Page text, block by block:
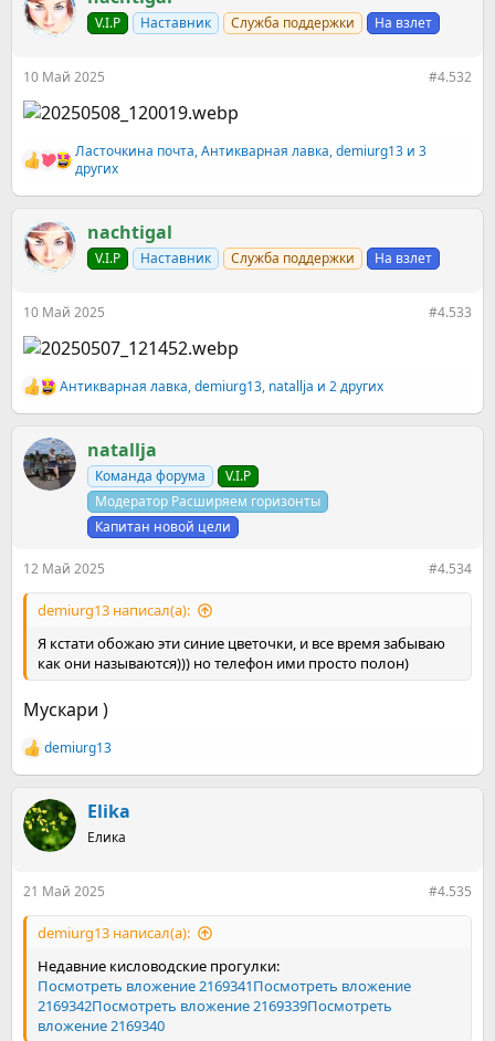
и
V.I.P Наставник Служба поддержки На взлет
10 Май 2025 #4.532
Р
а
ц
и
Ласточкина почта,Антикварная лавка,demiurg13 и 3
других
nachtigal
V.I.P Наставник Служба поддержки На взлет
10 Май 2025 #4.533
Р
е
к
ц
и
Антикварная лавка,demiurg13, natallja и 2 других
natallja
Команда форума
V.I.P
Модератор Расширяем горизонты
Капитан новой цели
12 Май 2025 #4.534
demiurg13 написал(а):
Я кстати обожаю эти синие цветочки, и все время забываю
как они называются))) но телефон ими просто полон)
Мускари )
Р
е
к
ц
и
demiurg13
Elika
Елика
21 Май 2025 #4.535
demiurg13 написал(а):
Недавние кисловодские прогулки:
Посмотреть вложение 2169341Посмотреть вложение
2169342Посмотреть вложение 2169339Посмотреть
вложение 2169340